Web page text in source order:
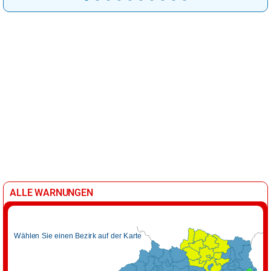
ALLE WARNUNGEN
Wählen Sie einen Bezirk auf der Karte